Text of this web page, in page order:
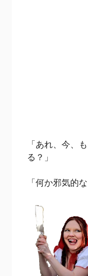
「あれ、今、
る？」
「何か邪気的